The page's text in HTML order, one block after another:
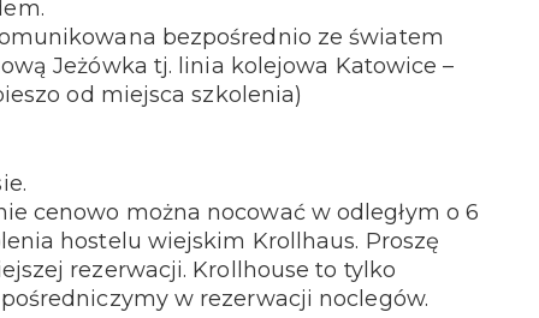
bezpośrednio ze światem
Jeżówka tj. linia kolejowa Katowice –
od miejsca szkolenia)
cenowo można nocować w odległym o 6
hostelu wiejskim Krollhaus. Proszę
rezerwacji. Krollhouse to tylko
w rezerwacji noclegów.